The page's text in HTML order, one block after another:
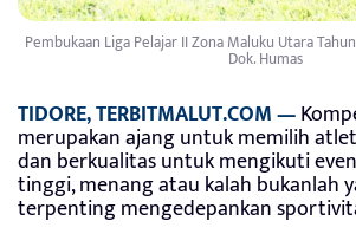
Pembukaan Liga Pelajar II Zona Maluku Utara
Dok. Humas
TIDORE, TERBITMALUT.COM —
merupakan ajang untuk memilih
dan berkualitas untuk mengikuti
tinggi, menang atau kalah bukanlah
terpenting mengedepankan